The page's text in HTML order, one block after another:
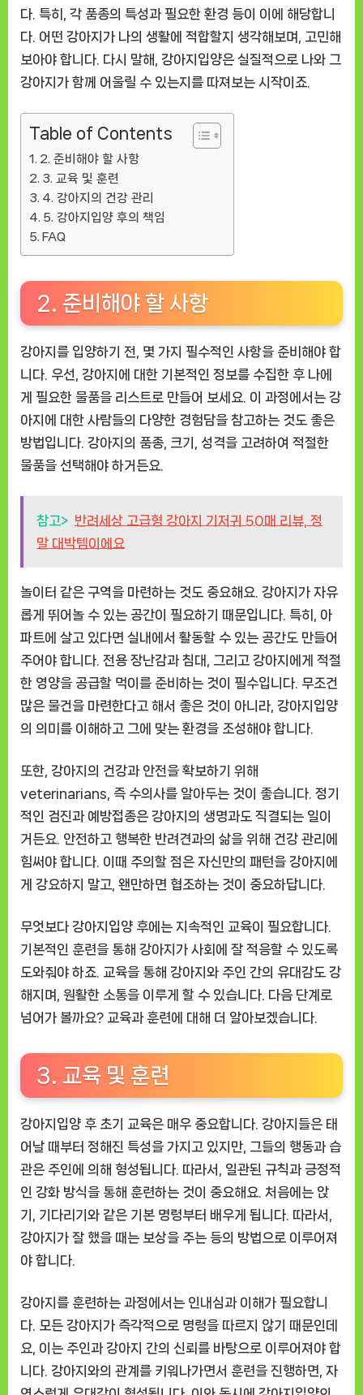
다. 특히, 각 품종의 특성과 필요한 환경 등이 이에 해당합니
다. 어떤 강아지가 나의 생활에 적합할지 생각해보며, 고민해
보아야 합니다. 다시 말해, 강아지입양은 실질적으로 나와 그
강아지가 함께 어울릴 수 있는지를 따져보는 시작이죠.
Table of Contents
2. 준비해야 할 사항
3. 교육 및 훈련
4. 강아지의 건강 관리
5. 강아지입양 후의 책임
FAQ
2. 준비해야 할 사항
강아지를 입양하기 전, 몇 가지 필수적인 사항을 준비해야 합
니다. 우선, 강아지에 대한 기본적인 정보를 수집한 후 나에
게 필요한 물품을 리스트로 만들어 보세요. 이 과정에서는 강
아지에 대한 사람들의 다양한 경험담을 참고하는 것도 좋은
방법입니다. 강아지의 품종, 크기, 성격을 고려하여 적절한
물품을 선택해야 하거든요.
참고> 반려세상 고급형 강아지 기저귀 50매 리뷰, 정
말 대박템이에요
놀이터 같은 구역을 마련하는 것도 중요해요. 강아지가 자유
롭게 뛰어놀 수 있는 공간이 필요하기 때문입니다. 특히, 아
파트에 살고 있다면 실내에서 활동할 수 있는 공간도 만들어
주어야 합니다. 전용 장난감과 침대, 그리고 강아지에게 적절
한 영양을 공급할 먹이를 준비하는 것이 필수입니다. 무조건
많은 물건을 마련한다고 해서 좋은 것이 아니라, 강아지입양
의 의미를 이해하고 그에 맞는 환경을 조성해야 합니다.
또한, 강아지의 건강과 안전을 확보하기 위해
veterinarians, 즉 수의사를 알아두는 것이 좋습니다. 정기
적인 검진과 예방접종은 강아지의 생명과도 직결되는 일이
거든요. 안전하고 행복한 반려견과의 삶을 위해 건강 관리에
힘써야 합니다. 이때 주의할 점은 자신만의 패턴을 강아지에
게 강요하지 말고, 왠만하면 협조하는 것이 중요하답니다.
무엇보다 강아지입양 후에는 지속적인 교육이 필요합니다.
기본적인 훈련을 통해 강아지가 사회에 잘 적응할 수 있도록
도와줘야 하죠. 교육을 통해 강아지와 주인 간의 유대감도 강
해지며, 원활한 소통을 이루게 할 수 있습니다. 다음 단계로
넘어가 볼까요? 교육과 훈련에 대해 더 알아보겠습니다.
3. 교육 및 훈련
강아지입양 후 초기 교육은 매우 중요합니다. 강아지들은 태
어날 때부터 정해진 특성을 가지고 있지만, 그들의 행동과 습
관은 주인에 의해 형성됩니다. 따라서, 일관된 규칙과 긍정적
인 강화 방식을 통해 훈련하는 것이 중요해요. 처음에는 앉
기, 기다리기와 같은 기본 명령부터 배우게 됩니다. 따라서,
강아지가 잘 했을 때는 보상을 주는 등의 방법으로 이루어져
야 합니다.
강아지를 훈련하는 과정에서는 인내심과 이해가 필요합니
다. 모든 강아지가 즉각적으로 명령을 따르지 않기 때문인데
요, 이는 주인과 강아지 간의 신뢰를 바탕으로 이루어져야 합
니다. 강아지와의 관계를 키워나가면서 훈련을 진행하면, 자